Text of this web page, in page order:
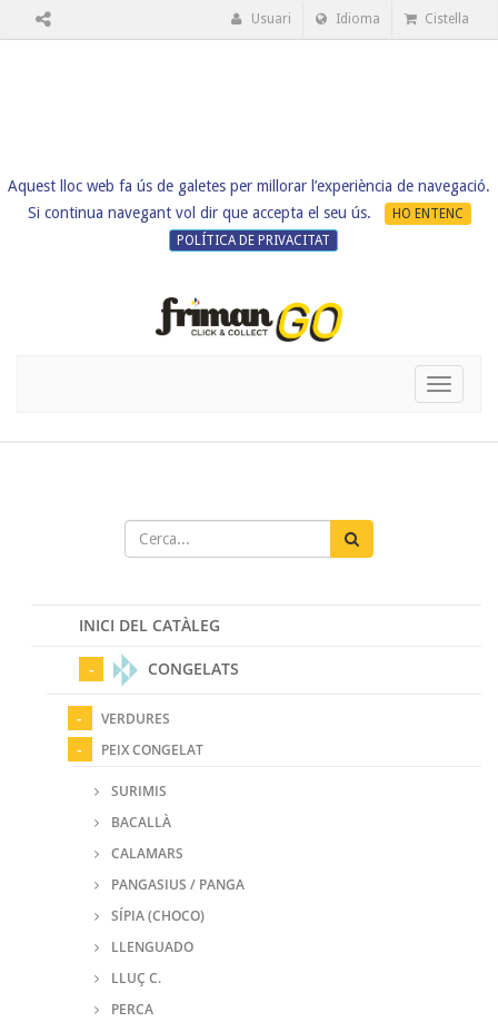
Aquest lloc web fa ús de galetes per millorar l’experiència de navegació.
Si continua navegant vol dir que accepta el seu ús.
HO ENTENC
POLÍTICA DE PRIVACITAT
Usuari Idioma Cistella
Toggle
INICI DEL CATÀLEG
CONGELATS
VERDURES
PEIX CONGELAT
SURIMIS
BACALLÀ
CALAMARS
PANGASIUS / PANGA
SÍPIA (CHOCO)
LLENGUADO
LLUÇ C.
PERCA